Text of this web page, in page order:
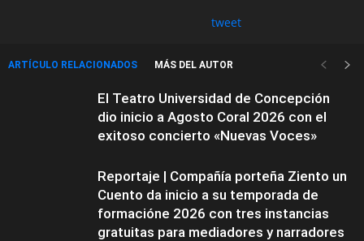
tweet
ARTÍCULO RELACIONADOS MÁS DEL AUTOR
El Teatro Universidad de Concepción
dio inicio a Agosto Coral 2026 con el
exitoso concierto «Nuevas Voces»
Reportaje | Compañía porteña Ziento un
Cuento da inicio a su temporada de
formacióne 2026 con tres instancias
gratuitas para mediadores y narradores